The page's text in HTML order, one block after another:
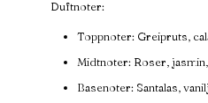
Duftnoter:
Toppnoter: Greipruts,
Midtnoter: Roser,
Basenoter: Santalas,